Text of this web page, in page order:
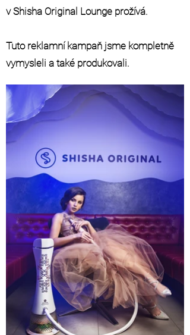
v Shisha Original Lounge prožívá.
Tuto reklamní kampaň jsme kompletně
vymysleli a také produkovali.